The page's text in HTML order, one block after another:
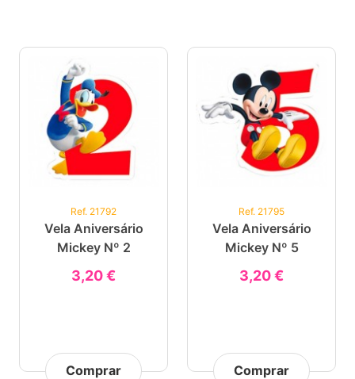
Ref. 21792
Vela Aniversário
Mickey Nº 2
3,20 €
Comprar
Ref. 21795
Vela Aniversário
Mickey Nº 5
3,20 €
Comprar